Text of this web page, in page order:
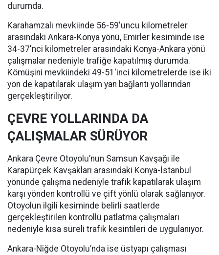
durumda.
Karahamzalı mevkiinde 56-59'uncu kilometreler
arasındaki Ankara-Konya yönü, Emirler kesiminde ise
34-37'nci kilometreler arasındaki Konya-Ankara yönü
çalışmalar nedeniyle trafiğe kapatılmış durumda.
Kömüşini mevkiindeki 49-51'inci kilometrelerde ise iki
yön de kapatılarak ulaşım yan bağlantı yollarından
gerçekleştiriliyor.
ÇEVRE YOLLARINDA DA
ÇALIŞMALAR SÜRÜYOR
Ankara Çevre Otoyolu’nun Samsun Kavşağı ile
Karapürçek Kavşakları arasındaki Konya-İstanbul
yönünde çalışma nedeniyle trafik kapatılarak ulaşım
karşı yönden kontrollü ve çift yönlü olarak sağlanıyor.
Otoyolun ilgili kesiminde belirli saatlerde
gerçekleştirilen kontrollü patlatma çalışmaları
nedeniyle kısa süreli trafik kesintileri de uygulanıyor.
Ankara-Niğde Otoyolu’nda ise üstyapı çalışması